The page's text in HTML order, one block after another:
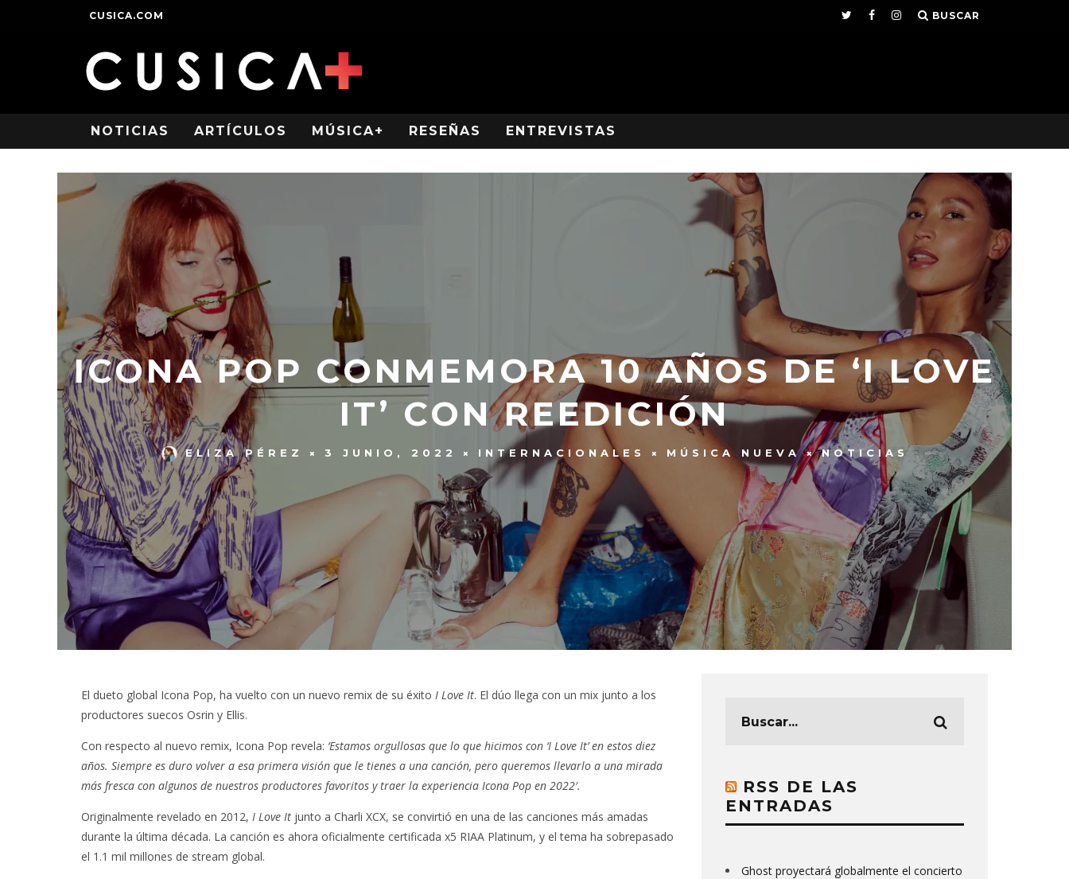
CUSICA.COM BUSCAR
NOTICIAS ARTÍCULOS MÚSICA+ RESEÑAS ENTREVISTAS
ICONA POP CONMEMORA 10 AÑOS DE ‘I LOVE
IT’ CON REEDICIÓN
ELIZA PÉREZ 3 JUNIO, 2022 INTERNACIONALES MÚSICA NUEVA NOTICIAS
El dueto global Icona Pop, ha vuelto con un nuevo remix de su éxito I Love It. El dúo llega con un mix junto a los
productores suecos Osrin y Ellis.
Con respecto al nuevo remix, Icona Pop revela: ‘Estamos orgullosas que lo que hicimos con ‘I Love It’ en estos diez
años. Siempre es duro volver a esa primera visión que le tienes a una canción, pero queremos llevarlo a una mirada
más fresca con algunos de nuestros productores favoritos y traer la experiencia Icona Pop en 2022′.
Originalmente revelado en 2012, I Love It junto a Charli XCX, se convirtió en una de las canciones más amadas
durante la última década. La canción es ahora oficialmente certificada x5 RIAA Platinum, y el tema ha sobrepasado
el 1.1 mil millones de stream global.
RSS DE LAS
ENTRADAS
Ghost proyectará globalmente el concierto